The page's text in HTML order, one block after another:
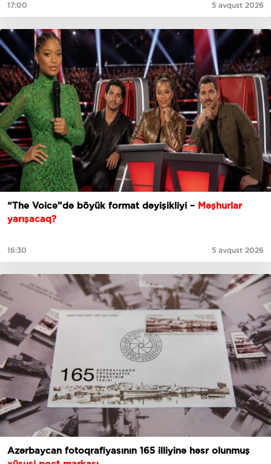
17:00 5 avqust 2026
“The Voice”də böyük format dəyişikliyi – Məşhurlar
yarışacaq?
16:30 5 avqust 2026
Azərbaycan fotoqrafiyasının 165 illiyinə həsr olunmuş